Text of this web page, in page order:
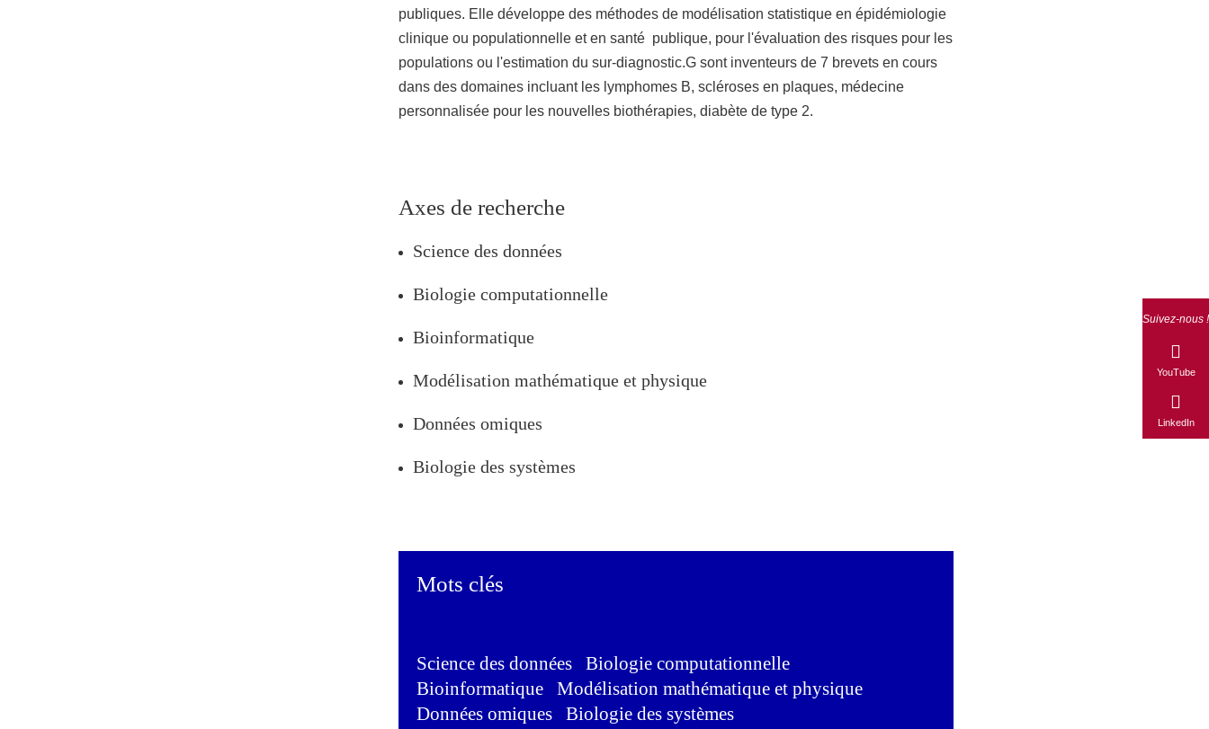
Suivez-nous !
YouTube
LinkedIn
publiques. Elle développe des méthodes de modélisation statistique en épidémiologie
clinique ou populationnelle et en santé publique, pour l'évaluation des risques pour les
populations ou l'estimation du sur-diagnostic.G sont inventeurs de 7 brevets en cours
dans des domaines incluant les lymphomes B, scléroses en plaques, médecine
personnalisée pour les nouvelles biothérapies, diabète de type 2.
Axes de recherche
Science des données
Biologie computationnelle
Bioinformatique
Modélisation mathématique et physique
Données omiques
Biologie des systèmes
Mots clés
Science des données Biologie computationnelle
Bioinformatique Modélisation mathématique et physique
Données omiques Biologie des systèmes